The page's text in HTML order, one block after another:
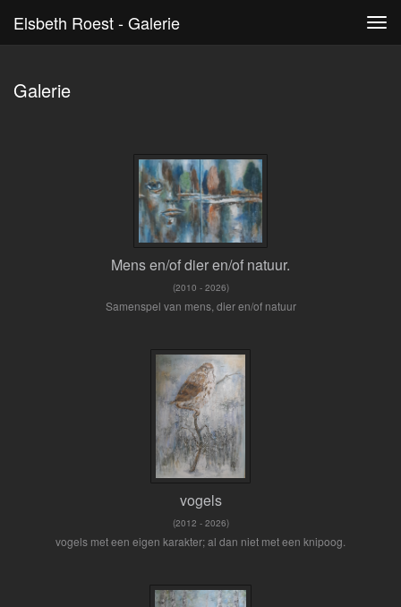
Elsbeth Roest - Galerie
Galerie
Mens en/of dier en/of natuur.
(2010 - 2026)
Samenspel van mens, dier en/of natuur
vogels
(2012 - 2026)
vogels met een eigen karakter; al dan niet met een knipoog.